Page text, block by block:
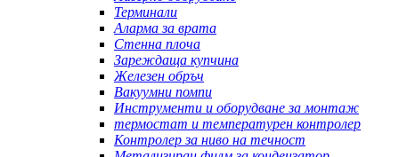
Терминали
Аларма за врата
Стенна плоча
Зареждаща купчина
Железен обръч
Вакуумни помпи
Инструменти и оборудване за монтаж
термостат и температурен контролер
Контролер за ниво на течност